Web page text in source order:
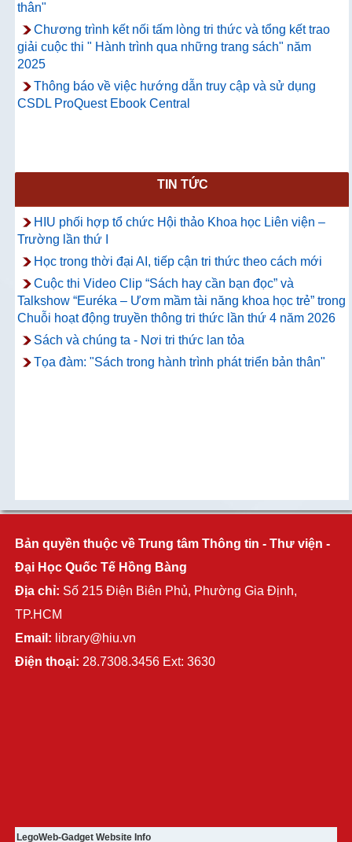
thân"
Chương trình kết nối tấm lòng tri thức và tổng kết trao
giải cuộc thi " Hành trình qua những trang sách" năm
2025
Thông báo về việc hướng dẫn truy cập và sử dụng
CSDL ProQuest Ebook Central
TIN TỨC
HIU phối hợp tổ chức Hội thảo Khoa học Liên viện –
Trường lần thứ I
Học trong thời đại AI, tiếp cận tri thức theo cách mới
Cuộc thi Video Clip “Sách hay cần bạn đọc” và
Talkshow “Euréka – Ươm mầm tài năng khoa học trẻ” trong
Chuỗi hoạt động truyền thông tri thức lần thứ 4 năm 2026
Sách và chúng ta - Nơi tri thức lan tỏa
Tọa đàm: "Sách trong hành trình phát triển bản thân"
Bản quyền thuộc về Trung tâm Thông tin - Thư viện -
Đại Học Quốc Tế Hồng Bàng
Địa chỉ: Số 215 Điện Biên Phủ, Phường Gia Định,
TP.HCM
Email: library@hiu.vn
Điện thoại: 28.7308.3456 Ext: 3630
LegoWeb-Gadget Website Info